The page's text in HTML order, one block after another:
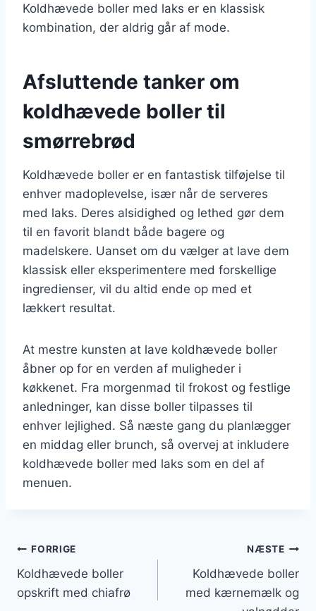
Koldhævede boller med laks er en klassisk
kombination, der aldrig går af mode.
Afsluttende tanker om
koldhævede boller til
smørrebrød
Koldhævede boller er en fantastisk tilføjelse til
enhver madoplevelse, især når de serveres
med laks. Deres alsidighed og lethed gør dem
til en favorit blandt både bagere og
madelskere. Uanset om du vælger at lave dem
klassisk eller eksperimentere med forskellige
ingredienser, vil du altid ende op med et
lækkert resultat.
At mestre kunsten at lave koldhævede boller
åbner op for en verden af muligheder i
køkkenet. Fra morgenmad til frokost og festlige
anledninger, kan disse boller tilpasses til
enhver lejlighed. Så næste gang du planlægger
en middag eller brunch, så overvej at inkludere
koldhævede boller med laks som en del af
menuen.
Indlægsnavigation
FORRIGE
Koldhævede boller
opskrift med chiafrø
NÆSTE
Koldhævede boller
med kærnemælk og